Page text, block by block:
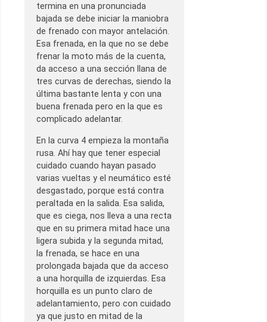
termina en una pronunciada
bajada se debe iniciar la maniobra
de frenado con mayor antelación.
Esa frenada, en la que no se debe
frenar la moto más de la cuenta,
da acceso a una sección llana de
tres curvas de derechas, siendo la
última bastante lenta y con una
buena frenada pero en la que es
complicado adelantar.
En la curva 4 empieza la montaña
rusa. Ahí hay que tener especial
cuidado cuando hayan pasado
varias vueltas y el neumático esté
desgastado, porque está contra
peraltada en la salida. Esa salida,
que es ciega, nos lleva a una recta
que en su primera mitad hace una
ligera subida y la segunda mitad,
la frenada, se hace en una
prolongada bajada que da acceso
a una horquilla de izquierdas. Esa
horquilla es un punto claro de
adelantamiento, pero con cuidado
ya que justo en mitad de la